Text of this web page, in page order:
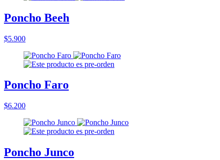
Poncho Beeh
$5.900
Poncho Faro
$6.200
Poncho Junco